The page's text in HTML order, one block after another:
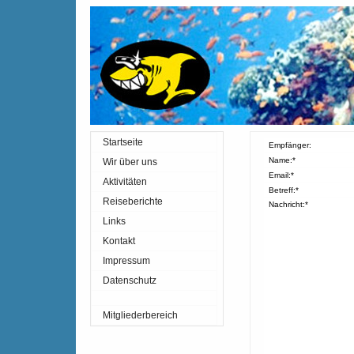
Empfänger:
Name:*
Email:*
Betreff:*
Nachricht:*
Startseite
Wir über uns
Aktivitäten
Reiseberichte
Links
Kontakt
Impressum
Datenschutz
Mitgliederbereich